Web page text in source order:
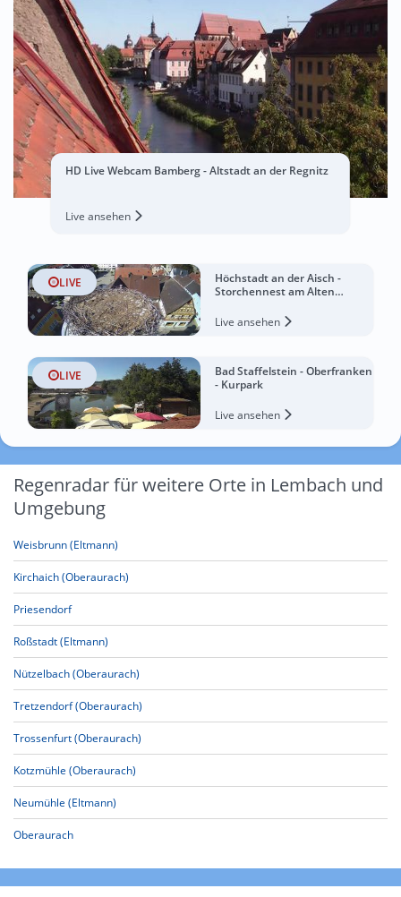
HD Live Webcam Bamberg - Altstadt an der Regnitz
Live ansehen
LIVE
Höchstadt an der Aisch -
Storchennest am Alten
Live ansehen
LIVE
Bad Staffelstein - Oberfranken
- Kurpark
Live ansehen
Regenradar für weitere Orte in Lembach und
Umgebung
Weisbrunn (Eltmann)
Kirchaich (Oberaurach)
Priesendorf
Roßstadt (Eltmann)
Nützelbach (Oberaurach)
Tretzendorf (Oberaurach)
Trossenfurt (Oberaurach)
Kotzmühle (Oberaurach)
Neumühle (Eltmann)
Oberaurach